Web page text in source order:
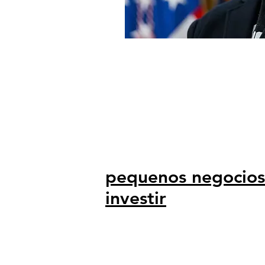
pequenos
investir